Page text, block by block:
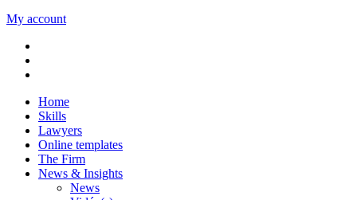
My account
Home
Skills
Lawyers
Online templates
The Firm
News & Insights
News